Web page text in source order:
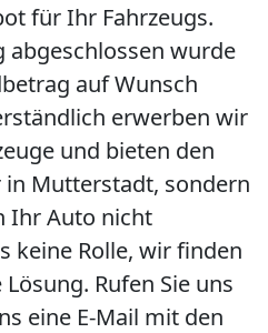
für Ihr Fahrzeugs.
abgeschlossen wurde
auf Wunsch
erwerben wir
und bieten den
Mutterstadt, sondern
Ihr Auto nicht
keine Rolle, wir finden
Rufen Sie uns
eine E-Mail mit den